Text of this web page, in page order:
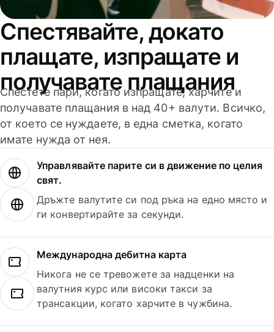
Спестявайте, докато
плащате, изпращате и
получавате плащания
Спестете пари, когато изпращате, харчите и
получавате плащания в над 40+ валути. Всичко,
от което се нуждаете, в една сметка, когато
имате нужда от нея.
Управлявайте парите си в движение по целия
свят.
Дръжте валутите си под ръка на едно място и
ги конвертирайте за секунди.
Международна дебитна карта
Никога не се тревожете за надценки на
валутния курс или високи такси за
трансакции, когато харчите в чужбина.